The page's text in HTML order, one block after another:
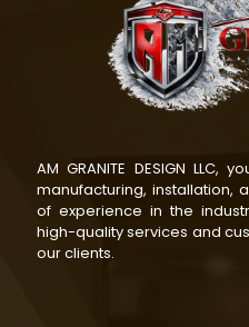
AM GRANITE DESIGN
manufacturing, installation,
of experience in the
high-quality services and
our clients.